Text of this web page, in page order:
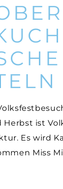
Herbst ist
Es wird
Miss